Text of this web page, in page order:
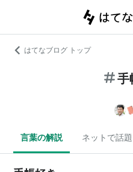
はてなブログ トップ
手
言葉の解説 ネットで話題